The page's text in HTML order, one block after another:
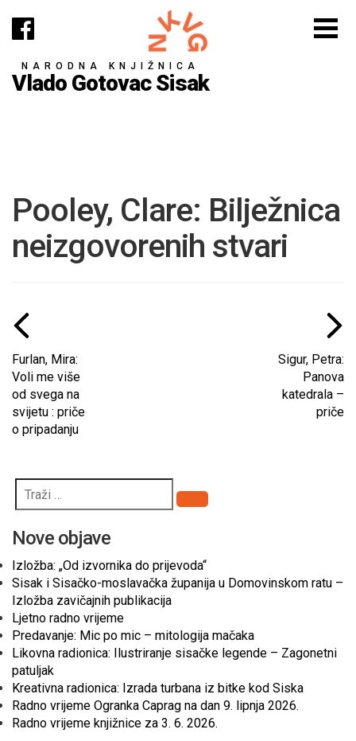
NARODNA KNJIŽNICA
Vlado Gotovac Sisak
Pooley, Clare: Bilježnica
neizgovorenih stvari
Furlan, Mira:
Voli me više
od svega na
svijetu : priče
o pripadanju
Sigur, Petra:
Panova
katedrala –
priče
Pretraži
Nove objave
Izložba: „Od izvornika do prijevoda“
Sisak i Sisačko-moslavačka županija u Domovinskom ratu –
Izložba zavičajnih publikacija
Ljetno radno vrijeme
Predavanje: Mic po mic – mitologija mačaka
Likovna radionica: Ilustriranje sisačke legende – Zagonetni
patuljak
Kreativna radionica: Izrada turbana iz bitke kod Siska
Radno vrijeme Ogranka Caprag na dan 9. lipnja 2026.
Radno vrijeme knjižnice za 3. 6. 2026.